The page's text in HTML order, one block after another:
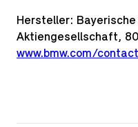
Hersteller:
Aktiengesellschaft,
www.bmw.com/contact